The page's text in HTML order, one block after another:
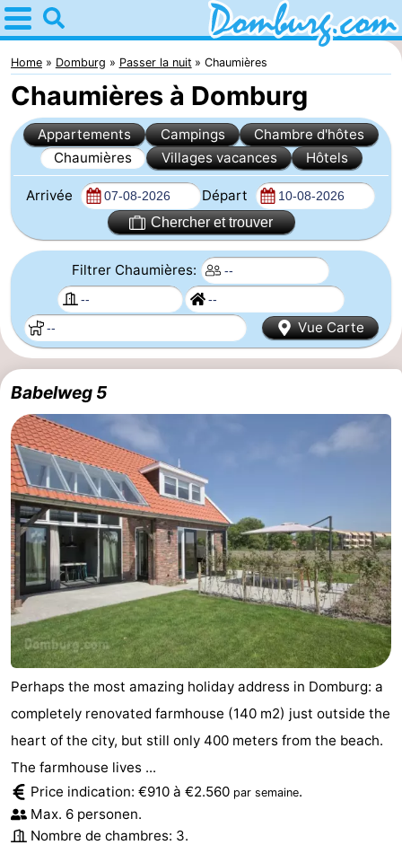
Home
Domburg
Astuces
Avec
les
enfants
Webcam
Webcam
Webcam
la
nuit
Appartements
-
Park
Loverendale
-
Résidence
Wijngaerde
Campings
Chambre
d'hôtes
Chaumières
-
Buitenhof
Domburg
-
Hof
Domburg
-
Westhove
Hôtels
Last
minutes
Plages
Voir
Home Domburg Passer la nuit Chaumières
Chaumières à Domburg
Appartements Campings
Chambre d'hôtes
Chaumières
Villages vacances Hôtels
Arrivée Départ
Chercher et trouver
Filtrer Chaumières:
Vue Carte
Babelweg 5
Perhaps the most amazing holiday address in Domburg: a
completely renovated farmhouse (140 m2) just outside the
heart of the city, but still only 400 meters from the beach.
The farmhouse lives ...
Price indication: €910 à €2.560 par semaine.
Max. 6 personen.
Nombre de chambres: 3.